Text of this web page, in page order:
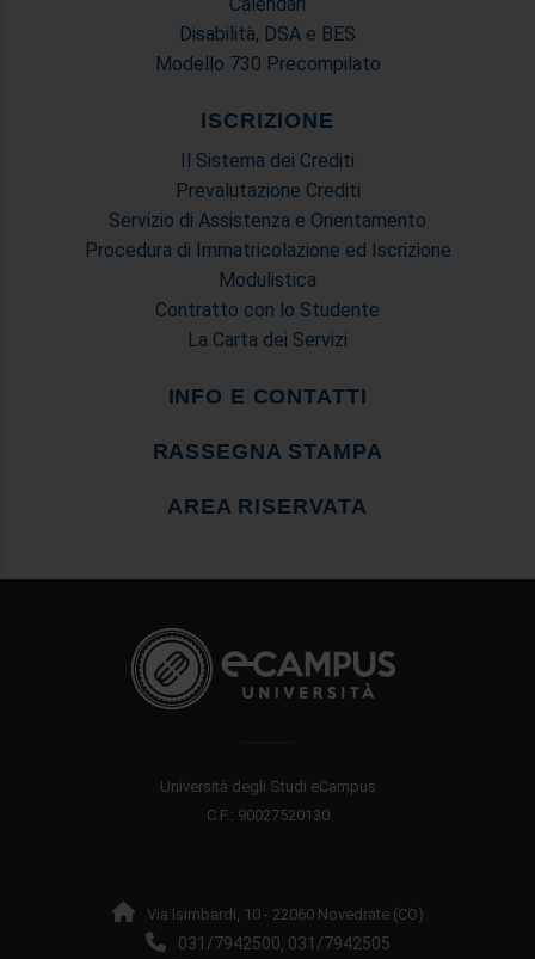
Disabilità, DSA e BES
Modello 730 Precompilato
ISCRIZIONE
Il Sistema dei Crediti
Prevalutazione Crediti
Servizio di Assistenza e Orientamento
Procedura di Immatricolazione ed Iscrizione
Modulistica
Contratto con lo Studente
La Carta dei Servizi
INFO E CONTATTI
RASSEGNA STAMPA
AREA RISERVATA
Università degli Studi eCampus
C.F.: 90027520130
Via Isimbardi, 10 - 22060 Novedrate (CO)
031/7942500, 031/7942505